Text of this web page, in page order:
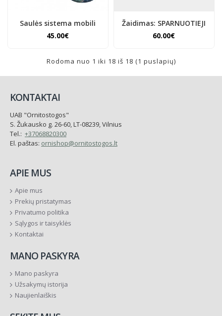
Saulės sistema mobili
45.00€
Žaidimas: SPARNUOTIEJI
60.00€
Rodoma nuo 1 iki 18 iš 18 (1 puslapių)
KONTAKTAI
UAB "Ornitostogos"
S. Žukausko g. 26-60, LT-08239, Vilnius
Tel.: +37068820300
El. paštas: ornishop@ornitostogos.lt
APIE MUS
Apie mus
Prekių pristatymas
Privatumo politika
Sąlygos ir taisyklės
Kontaktai
MANO PASKYRA
Mano paskyra
Užsakymų istorija
Naujienlaiškis